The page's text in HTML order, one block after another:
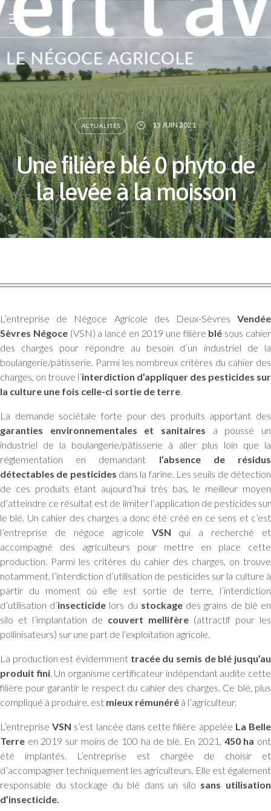
ACTUALITÉS 15 JUIN 2021
Une filière blé 0 phyto de
la levée à la moisson
L’entreprise de Négoce Agricole des Deux-Sèvres Vendée
Sèvres Négoce(VSN) a lancé en 2019 une filière blé sous cahier
des charges pour répondre au besoin d’un industriel de la
boulangerie/pâtisserie. Parmi les nombreux critères du cahier des
charges, on trouve l’interdiction d’appliquer des pesticides sur
la culture une fois celle-ci sortie de terre.
La demande sociétale forte pour des produits apportant des
garanties environnementales et sanitaires a poussé un
industriel de la boulangerie/pâtisserie à aller plus loin que la
réglementation en demandant l’absence de résidus
détectables de pesticides dans la farine. Les seuils de détection
de ces produits étant aujourd’hui très bas, le meilleur moyen
d’atteindre ce résultat est de limiter l’application de pesticides sur
le blé. Un cahier des charges a donc été créé en ce sens et c’est
l’entreprise de négoce agricole VSN qui a recherché et
accompagné des agriculteurs pour mettre en place cette
production. Parmi les critères du cahier des charges, on trouve
notamment, l’interdiction d’utilisation de pesticides sur la culture à
partir du moment où elle est sortie de terre, l’interdiction
d’utilisation d’insecticide lors du stockagedes grains de blé en
silo et l’implantation de couvert mellifère (attractif pour les
pollinisateurs) sur une part de l’exploitation agricole.
La production est évidemment tracée du semis de blé jusqu’au
produit fini. Un organisme certificateur indépendant audite cette
filière pour garantir le respect du cahier des charges. Ce blé, plus
compliqué à produire, est mieux rémunéré à l’agriculteur.
L’entreprise VSN s’est lancée dans cette filière appelée La Belle
Terre en 2019 sur moins de 100 ha de blé. En 2021, 450 ha ont
été implantés. L’entreprise est chargée de choisir et
d’accompagner techniquement les agriculteurs. Elle est également
responsable du stockage du blé dans un silo sans utilisation
d’insecticide.